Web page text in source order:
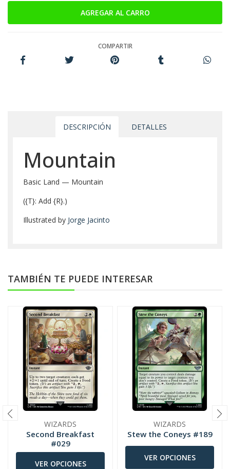
COMPARTIR
DESCRIPCIÓN DETALLES
Mountain
Basic Land — Mountain
({T}: Add {R}.)
Illustrated by Jorge Jacinto
TAMBIÉN TE PUEDE INTERESAR
WIZARDS
Second Breakfast
#029
VER OPCIONES
WIZARDS
Stew the Coneys #189
VER OPCIONES